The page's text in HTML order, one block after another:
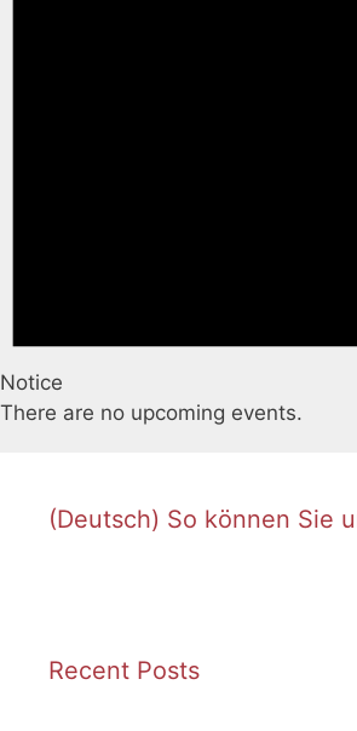
Notice
There are no upcoming events.
(Deutsch) So können Sie
Recent Posts